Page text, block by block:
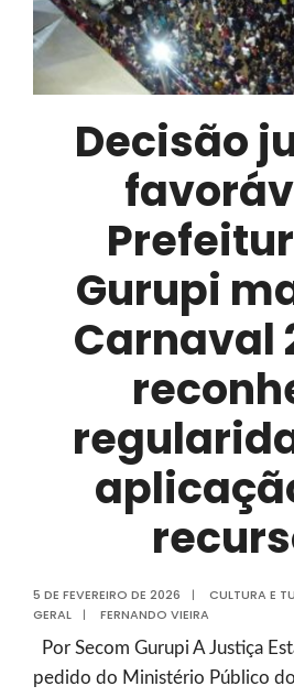
do
Carnaval
de
2026
Decisão
Gurupi
Carnaval
5 DE FEVEREIRO DE 2026 | CULTURA E
GERAL
| FERNANDO VIEIRA
Por Secom Gurupi A Justiça
pedido do Ministério Público